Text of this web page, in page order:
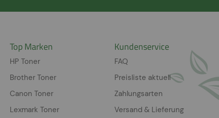
Top Marken
HP Toner
Brother Toner
Canon Toner
Lexmark Toner
Kundenservice
FAQ
Preisliste aktuell
Zahlungsarten
Versand & Lieferung